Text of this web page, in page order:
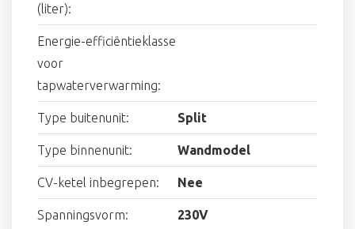
(liter):
Energie-efficiëntieklasse
voor
tapwaterverwarming:
Type buitenunit: Split
Type binnenunit: Wandmodel
CV-ketel inbegrepen: Nee
Spanningsvorm: 230V